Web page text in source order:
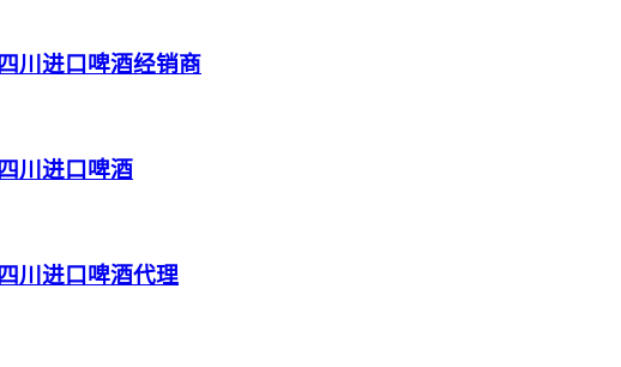
四川进口啤酒经销商
四川进口啤酒
四川进口啤酒代理